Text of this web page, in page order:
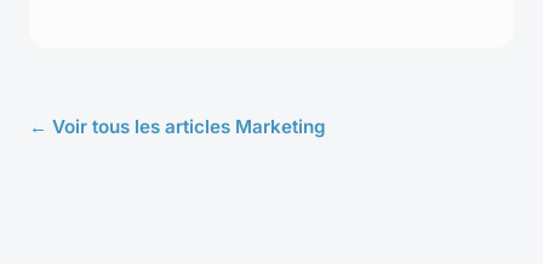
← Voir tous les articles Marketing